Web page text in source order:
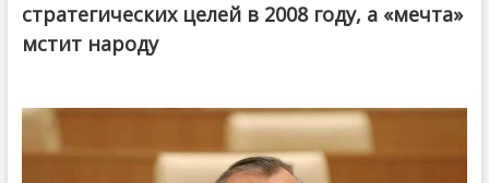
стратегических целей в 2008 году, а «мечта»
мстит народу